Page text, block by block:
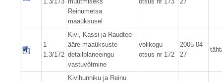
Reinumetsa
maaüksusel
1-
1.3/172
Kivi, Kassi ja Raudtee-
ääre maaüksuste
detailplaneeingu
vastuvõtmine
volikogu
otsus nr 172
2005-04-
27
Kivihunniku ja Reinu